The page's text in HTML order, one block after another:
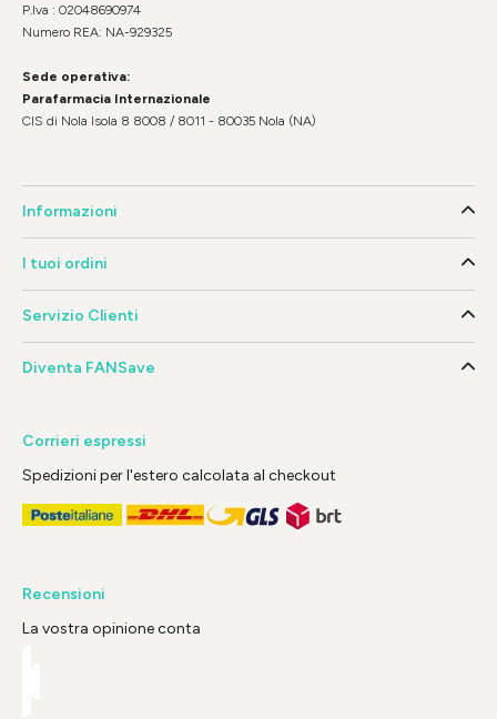
P.Iva : 02048690974
Numero REA: NA-929325
Sede operativa:
Parafarmacia Internazionale
CIS di Nola Isola 8 8008 / 8011 - 80035 Nola (NA)
Informazioni
I tuoi ordini
Servizio Clienti
Diventa FANSave
Corrieri espressi
Spedizioni per l'estero calcolata al checkout
Recensioni
La vostra opinione conta